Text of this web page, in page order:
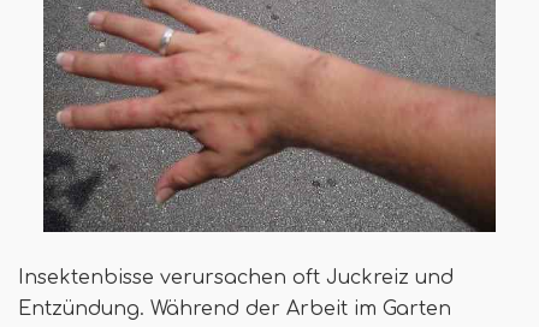
Insektenbisse verursachen oft Juckreiz und
Entzündung. Während der Arbeit im Garten